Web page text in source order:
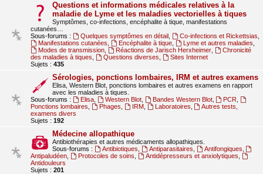
Questions et informations médicales relatives à la
maladie de Lyme et les maladies vectorielles à tiques
Symptômes, co-infections, encéphalite à tique, manifestations
cutanées…
Sous-forums :
Quelques symptômes en détail, Co-infections et Rickettsias
Manifestations cutanées
Encéphalite à tique, Lyme et autres maladies
Modes de transmission, Réactions de Jarisch Herxheimer,
Chronicité
des maladies à tiques
Questions diverses
Sites Internet
Sujets : 435
Sérologies, ponctions lombaires, IRM et autres examens
Elisa, Western Blot, ponctions lombaires et autres examens en rapport
avec les maladies à tiques.
Sous-forums :
Elisa, Western Blot, Bandes Western Blot, PCR
Ponctions lombaires
Phages IRM, Laboratoires
Autres tests,
examens divers
Sujets : 192
Médecine allopathique
Antibiothérapies et autres médicaments allopathiques.
Sous-forums :
Antibiotiques Antiparasitaires Antifongiques
Antipaludéen
Protocoles de soins Antidépresseurs et anxiolytiques
Antidouleurs
Sujets : 201